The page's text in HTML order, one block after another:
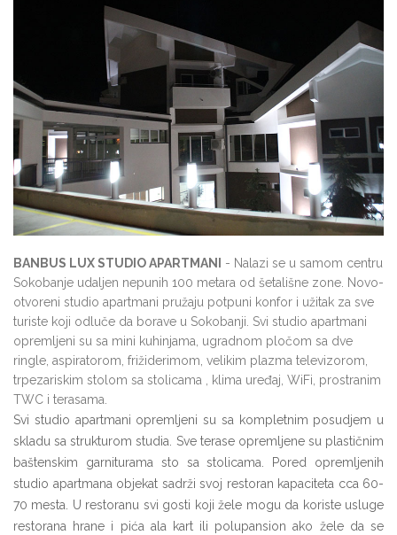
BANBUS LUX STUDIO APARTMANI
- Nalazi se u samom centru
Sokobanje udaljen nepunih 100 metara od šetališne zone. Novo-
otvoreni studio apartmani pružaju potpuni konfor i užitak za sve
turiste koji odluče da borave u Sokobanji. Svi studio apartmani
opremljeni su sa mini kuhinjama, ugradnom pločom sa dve
ringle, aspiratorom, frižiderimom, velikim plazma televizorom,
trpezariskim stolom sa stolicama , klima uređaj, WiFi, prostranim
TWC i terasama.
Svi studio apartmani opremljeni su sa kompletnim posudjem u
skladu sa strukturom studia. Sve terase opremljene su plastičnim
baštenskim garniturama sto sa stolicama. Pored opremljenih
studio apartmana objekat sadrži svoj restoran kapaciteta cca 60-
70 mesta. U restoranu svi gosti koji žele mogu da koriste usluge
restorana hrane i pića ala kart ili polupansion ako žele da se